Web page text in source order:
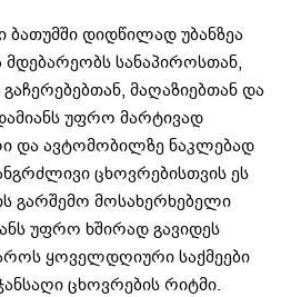
ბათუმში დიდწილად უბანზეა
სანაპიროსთან,
მაღაზიებთან და
უფრო მარტივად
და ავტომობილზე ნაკლებად
ცხოვრებისთვის ეს
გარშემო მოსახერხებელი
უფრო ხშირად გავიდეს
ყოველდღიური საქმეები
ცხოვრების რიტმი.